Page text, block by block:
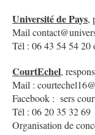
Université de Pays,
Mail
Tél : 06 43 54 54 20
CourtEchel,
Mail :
Facebook : sers
Tél : 06 20 35 32 69
Organisation de